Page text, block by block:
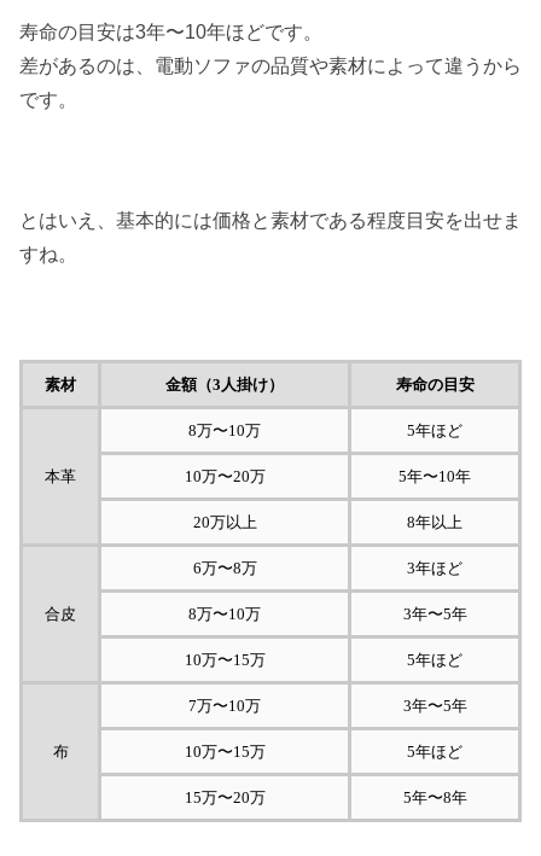
寿命の目安は3年〜10年ほどです。
差があるのは、電動ソファの品質や素材によって違うから
です。
とはいえ、基本的には価格と素材である程度目安を出せま
すね。
素材 金額（3人掛け） 寿命の目安
本革
8万〜10万 5年ほど
10万〜20万 5年〜10年
20万以上 8年以上
合皮
6万〜8万 3年ほど
8万〜10万 3年〜5年
10万〜15万 5年ほど
布
7万〜10万 3年〜5年
10万〜15万 5年ほど
15万〜20万 5年〜8年